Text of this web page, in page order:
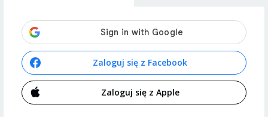
Zaloguj się z Facebook
Zaloguj się z Apple